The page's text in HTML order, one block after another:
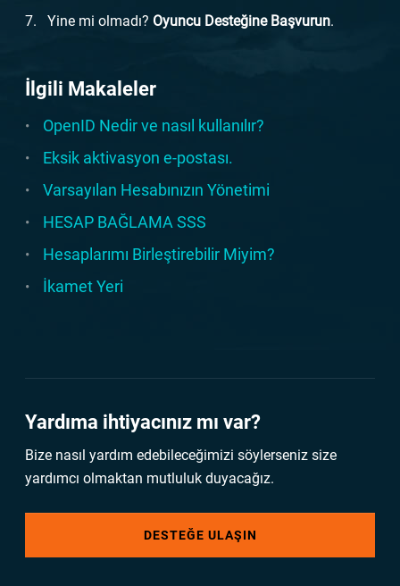
Yine mi olmadı? Oyuncu Desteğine Başvurun.
İlgili Makaleler
OpenID Nedir ve nasıl kullanılır?
Eksik aktivasyon e-postası.
Varsayılan Hesabınızın Yönetimi
HESAP BAĞLAMA SSS
Hesaplarımı Birleştirebilir Miyim?
İkamet Yeri
Yardıma ihtiyacınız mı var?
Bize nasıl yardım edebileceğimizi söylerseniz size
yardımcı olmaktan mutluluk duyacağız.
DESTEĞE ULAŞIN